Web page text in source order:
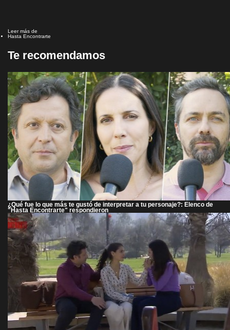
Leer más de
Hasta Encontrarte
Te recomendamos
¿Qué fue lo que más te gustó de interpretar a tu personaje?: Elenco de
"Hasta Encontrarte" respondieron